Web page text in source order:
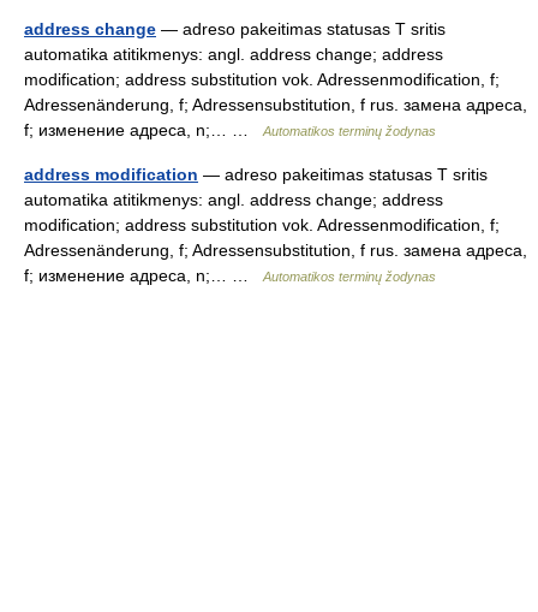
address change — adreso pakeitimas statusas T sritis
automatika atitikmenys: angl. address change; address
modification; address substitution vok. Adressenmodification, f;
Adressenänderung, f; Adressensubstitution, f rus. замена адреса,
f; изменение адреса, n;… …
Automatikos terminų žodynas
address modification — adreso pakeitimas statusas T sritis
automatika atitikmenys: angl. address change; address
modification; address substitution vok. Adressenmodification, f;
Adressenänderung, f; Adressensubstitution, f rus. замена адреса,
f; изменение адреса, n;… …
Automatikos terminų žodynas